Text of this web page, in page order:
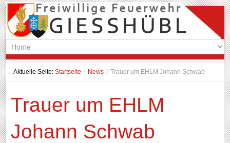
Aktuelle Seite:Startseite / News / Trauer um EHLM Johann Schwab
Trauer um EHLM
Johann Schwab